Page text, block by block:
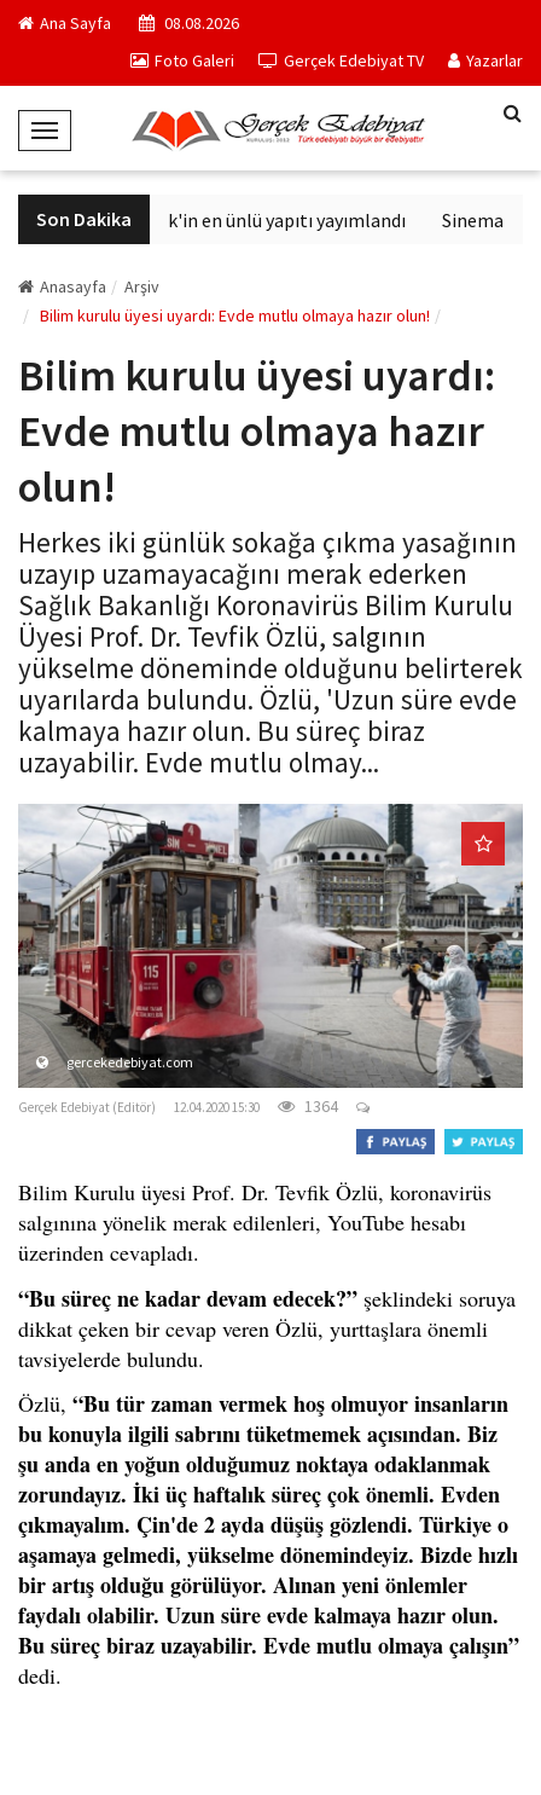
Ana Sayfa
08.08.2026
Foto Galeri
Gerçek Edebiyat TV Yazarlar
T
o
g
g
e
N
v
g
a
t
o
n
Son Dakika
Philip K. Dick'in en ünlü yapıtı yayımlandı
Anasayfa
Arşiv
Bilim kurulu üyesi uyardı: Evde mutlu olmaya hazır olun!
Bilim kurulu üyesi uyardı:
Evde mutlu olmaya hazır
olun!
Herkes iki günlük sokağa çıkma yasağının
uzayıp uzamayacağını merak ederken
Sağlık Bakanlığı Koronavirüs Bilim Kurulu
Üyesi Prof. Dr. Tevfik Özlü, salgının
yükselme döneminde olduğunu belirterek
uyarılarda bulundu. Özlü, 'Uzun süre evde
kalmaya hazır olun. Bu süreç biraz
uzayabilir. Evde mutlu olmay...
gercekedebiyat.com
Gerçek Edebiyat (Editör) 12.04.2020 15:30 1364
Bilim Kurulu üyesi Prof. Dr. Tevfik Özlü, koronavirüs
salgınına yönelik merak edilenleri, YouTube hesabı
üzerinden cevapladı.
“Bu süreç ne kadar devam edecek?” şeklindeki soruya
dikkat çeken bir cevap veren Özlü, yurttaşlara önemli
tavsiyelerde bulundu.
Özlü, “Bu tür zaman vermek hoş olmuyor insanların
bu konuyla ilgili sabrını tüketmemek açısından. Biz
şu anda en yoğun olduğumuz noktaya odaklanmak
zorundayız. İki üç haftalık süreç çok önemli. Evden
çıkmayalım. Çin'de 2 ayda düşüş gözlendi. Türkiye o
aşamaya gelmedi, yükselme dönemindeyiz. Bizde hızlı
bir artış olduğu görülüyor. Alınan yeni önlemler
faydalı olabilir. Uzun süre evde kalmaya hazır olun.
Bu süreç biraz uzayabilir. Evde mutlu olmaya çalışın”
dedi.